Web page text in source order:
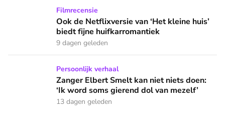
Ook de Netflixversie van ‘Het kleine huis’ biedt fijne
Filmrecensie
Ook de Netflixversie van ‘Het kleine huis’
biedt fijne huifkarromantiek
9 dagen geleden
Zanger Elbert Smelt kan niet niets doen: ‘Ik word soms
Persoonlijk verhaal
Zanger Elbert Smelt kan niet niets doen:
‘Ik word soms gierend dol van mezelf’
13 dagen geleden